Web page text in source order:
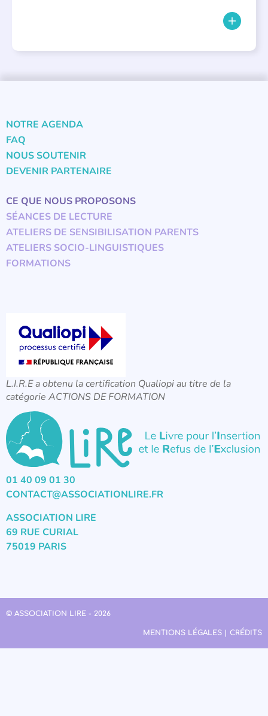
NOTRE AGENDA
FAQ
NOUS SOUTENIR
DEVENIR PARTENAIRE
CE QUE NOUS PROPOSONS
SÉANCES DE LECTURE
ATELIERS DE SENSIBILISATION PARENTS
ATELIERS SOCIO-LINGUISTIQUES
FORMATIONS
L.I.R.E a obtenu la certification Qualiopi au titre de la
catégorie ACTIONS DE FORMATION
01 40 09 01 30
CONTACT@ASSOCIATIONLIRE.FR
ASSOCIATION LIRE
69 RUE CURIAL
75019 PARIS
© ASSOCIATION LIRE - 2026
MENTIONS LÉGALES | CRÉDITS